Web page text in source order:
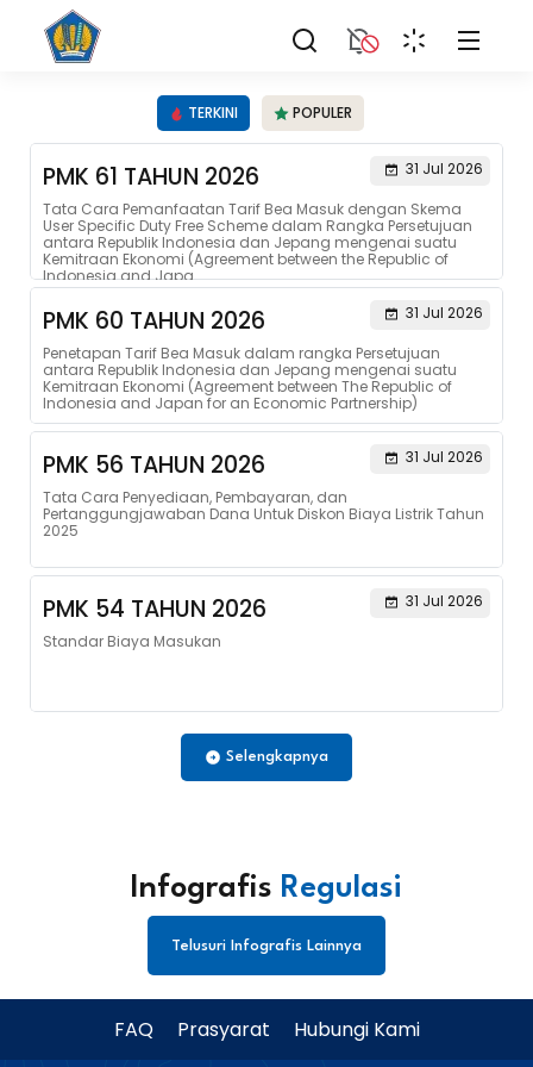
TERKINI POPULER
PMK 61 TAHUN 2026
31 Jul 2026
Tata Cara Pemanfaatan Tarif Bea Masuk dengan Skema
User Specific Duty Free Scheme dalam Rangka Persetujuan
antara Republik Indonesia dan Jepang mengenai suatu
Kemitraan Ekonomi (Agreement between the Republic of
Indonesia and Japa...
PMK 60 TAHUN 2026
31 Jul 2026
Penetapan Tarif Bea Masuk dalam rangka Persetujuan
antara Republik Indonesia dan Jepang mengenai suatu
Kemitraan Ekonomi (Agreement between The Republic of
Indonesia and Japan for an Economic Partnership)
PMK 56 TAHUN 2026
31 Jul 2026
Tata Cara Penyediaan, Pembayaran, dan
Pertanggungjawaban Dana Untuk Diskon Biaya Listrik Tahun
2025
PMK 54 TAHUN 2026
31 Jul 2026
Standar Biaya Masukan
Selengkapnya
Infografis Regulasi
Telusuri Infografis Lainnya
FAQ Prasyarat Hubungi Kami